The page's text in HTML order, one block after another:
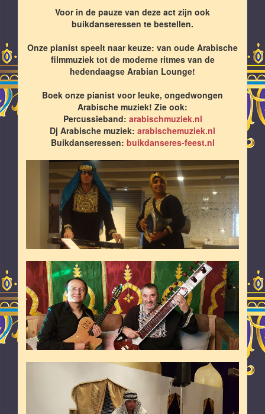
Voor in de pauze van deze act zijn ook
buikdanseressen te bestellen.
Onze pianist speelt naar keuze: van oude Arabische
filmmuziek tot de moderne ritmes van de
hedendaagse Arabian Lounge!
Boek onze pianist voor leuke, ongedwongen
Arabische muziek! Zie ook:
Percussieband: arabischmuziek.nl
Dj Arabische muziek: arabischemuziek.nl
Buikdanseressen: buikdanseres-feest.nl